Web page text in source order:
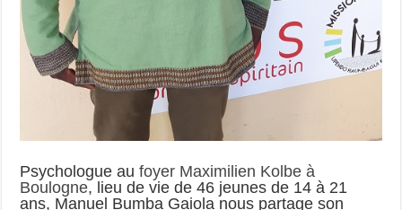
Psychologue aufoyer Maximilien Kolbe à
Boulogne, lieu de vie de 46 jeunes de 14 à 21
ans, Manuel Bumba Gaiola nous partage son